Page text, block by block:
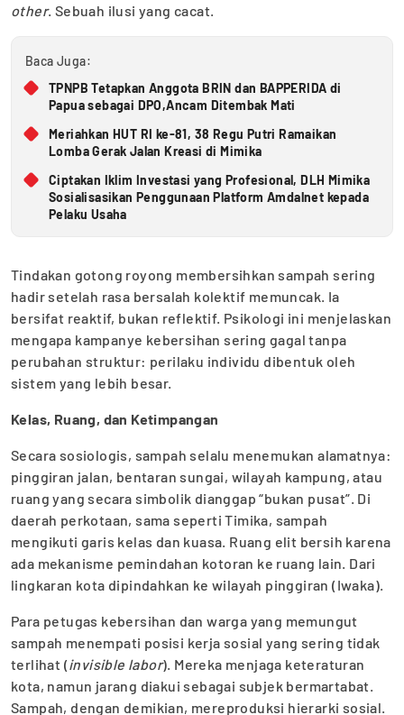
other. Sebuah ilusi yang cacat.
Baca Juga:
TPNPB Tetapkan Anggota BRIN dan BAPPERIDA di
Papua sebagai DPO,Ancam Ditembak Mati
Meriahkan HUT RI ke-81, 38 Regu Putri Ramaikan
Lomba Gerak Jalan Kreasi di Mimika
Ciptakan Iklim Investasi yang Profesional, DLH Mimika
Sosialisasikan Penggunaan Platform Amdalnet kepada
Pelaku Usaha
Tindakan gotong royong membersihkan sampah sering
hadir setelah rasa bersalah kolektif memuncak. Ia
bersifat reaktif, bukan reflektif. Psikologi ini menjelaskan
mengapa kampanye kebersihan sering gagal tanpa
perubahan struktur: perilaku individu dibentuk oleh
sistem yang lebih besar.
Kelas, Ruang, dan Ketimpangan
Secara sosiologis, sampah selalu menemukan alamatnya:
pinggiran jalan, bentaran sungai, wilayah kampung, atau
ruang yang secara simbolik dianggap “bukan pusat”. Di
daerah perkotaan, sama seperti Timika, sampah
mengikuti garis kelas dan kuasa. Ruang elit bersih karena
ada mekanisme pemindahan kotoran ke ruang lain. Dari
lingkaran kota dipindahkan ke wilayah pinggiran (Iwaka).
Para petugas kebersihan dan warga yang memungut
sampah menempati posisi kerja sosial yang sering tidak
terlihat (invisible labor). Mereka menjaga keteraturan
kota, namun jarang diakui sebagai subjek bermartabat.
Sampah, dengan demikian, mereproduksi hierarki sosial.